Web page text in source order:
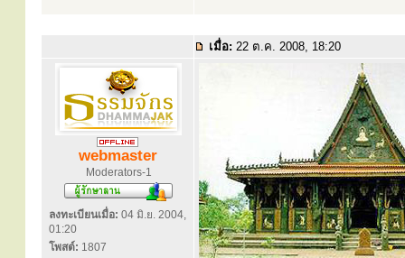
เมื่อ: 22 ต.ค. 2008, 18:20
webmaster
Moderators-1
ลงทะเบียนเมื่อ: 04 มิ.ย. 2004,
01:20
โพสต์: 1807